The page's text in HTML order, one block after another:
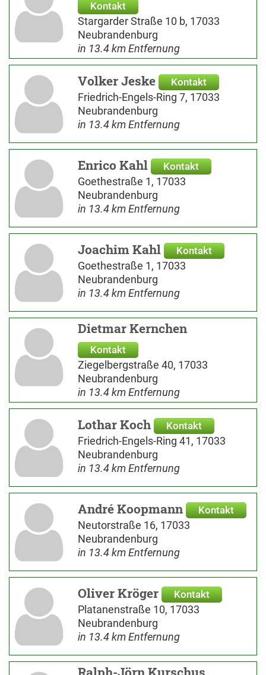
Kontakt
Stargarder Straße 10 b, 17033
Neubrandenburg
in 13.4 km Entfernung
Volker Jeske Kontakt
Friedrich-Engels-Ring 7, 17033
Neubrandenburg
in 13.4 km Entfernung
Enrico Kahl Kontakt
Goethestraße 1, 17033
Neubrandenburg
in 13.4 km Entfernung
Joachim Kahl Kontakt
Goethestraße 1, 17033
Neubrandenburg
in 13.4 km Entfernung
Dietmar Kernchen
Kontakt
Ziegelbergstraße 40, 17033
Neubrandenburg
in 13.4 km Entfernung
Lothar Koch Kontakt
Friedrich-Engels-Ring 41, 17033
Neubrandenburg
in 13.4 km Entfernung
André Koopmann Kontakt
Neutorstraße 16, 17033
Neubrandenburg
in 13.4 km Entfernung
Oliver Kröger Kontakt
Platanenstraße 10, 17033
Neubrandenburg
in 13.4 km Entfernung